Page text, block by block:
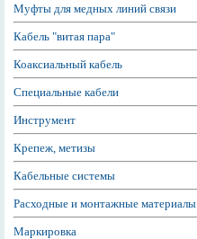
Муфты для медных линий связи
Кабель "витая пара"
Коаксиальный кабель
Специальные кабели
Инструмент
Крепеж, метизы
Кабельные системы
Расходные и монтажные материалы
Маркировка